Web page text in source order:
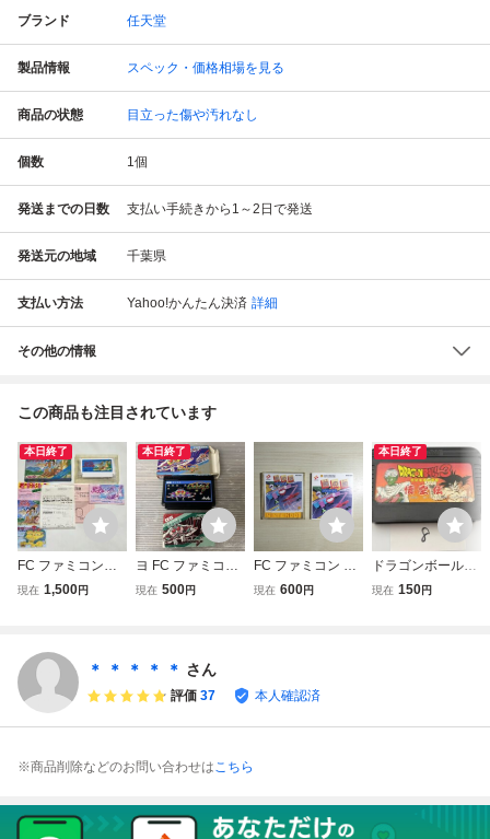
ブランド 任天堂
製品情報 スペック・価格相場を見る
商品の状態 目立った傷や汚れなし
個数 1個
発送までの日数 支払い手続きから1～2日で発送
発送元の地域 千葉県
支払い方法 Yahoo!かんたん決済 詳細
その他の情報
この商品も注目されています
本日終了
FC ファミコン
リップルアイラン
現在 1,500円
本日終了
ヨ FC ファミコン
ギャラガ 箱付 動
現在 500円
FC ファミコン デ
ィスクシステム デ
現在 600円
本日終了
ドラゴンボール3
悟空伝 任天堂
現在 150円
＊ ＊ ＊ ＊ ＊ さん
評価 37 本人確認済
※商品削除などのお問い合わせはこちら